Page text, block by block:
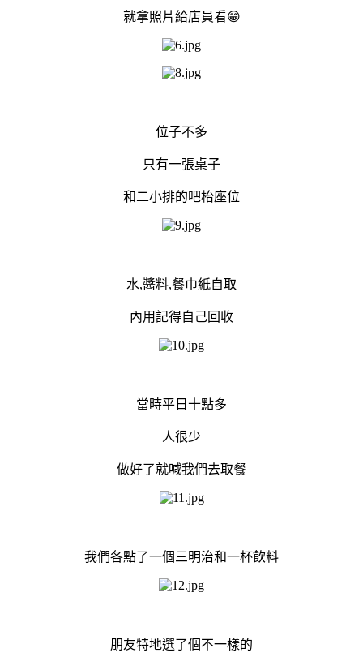
就拿照片給店員看😁
位子不多
只有一張桌子
和二小排的吧枱座位
水,醬料,餐巾紙自取
內用記得自己回收
當時平日十點多
人很少
做好了就喊我們去取餐
我們各點了一個三明治和一杯飲料
朋友特地選了個不一樣的